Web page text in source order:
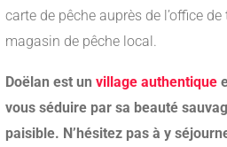
carte de pêche auprès de l’office
magasin de pêche local.
Doëlan est un village authentique
vous séduire par sa beauté
paisible. N’hésitez pas à y